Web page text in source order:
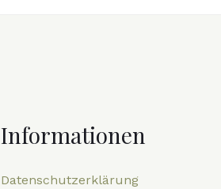
Informationen
Datenschutzerklärung